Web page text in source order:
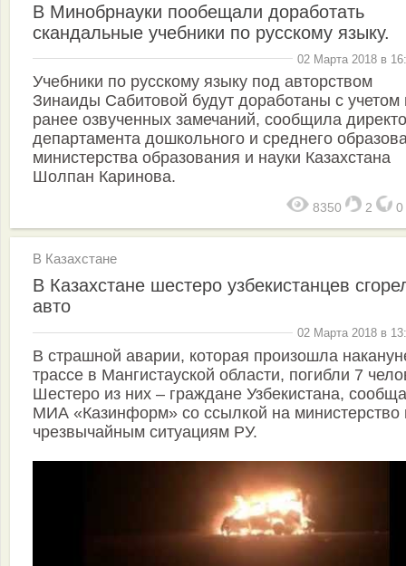
В Минобрнауки пообещали доработать
скандальные учебники по русскому языку.
02 Марта 2018 в
Учебники по русскому языку под авторством
Зинаиды Сабитовой будут доработаны с учетом
ранее озвученных замечаний, сообщила
департамента дошкольного и среднего
министерства образования и науки Казахстана
Шолпан Каринова.
8350 2 0
В Казахстане
В Казахстане шестеро узбекистанцев
авто
02 Марта 2018 в
В страшной аварии, которая произошла
трассе в Мангистауской области, погибли 7
Шестеро из них – граждане Узбекистана,
МИА «Казинформ» со ссылкой на министерство
чрезвычайным ситуациям РУ.